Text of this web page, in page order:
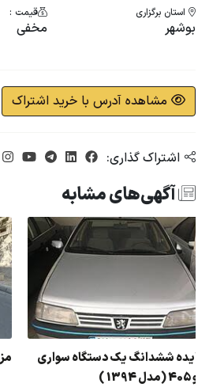
استان برگزاری
بوشهر
قیمت :
مخفی
مشاهده آدرس با خرید اشتراک
اشتراک گذاری:
آگهی‌های مشابه
مزایده ششدانگ یک دستگاه سواری
پژو 405 (مدل 1394 )